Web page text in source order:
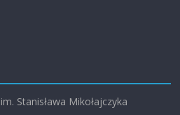
Stanisława Mikołajczyka